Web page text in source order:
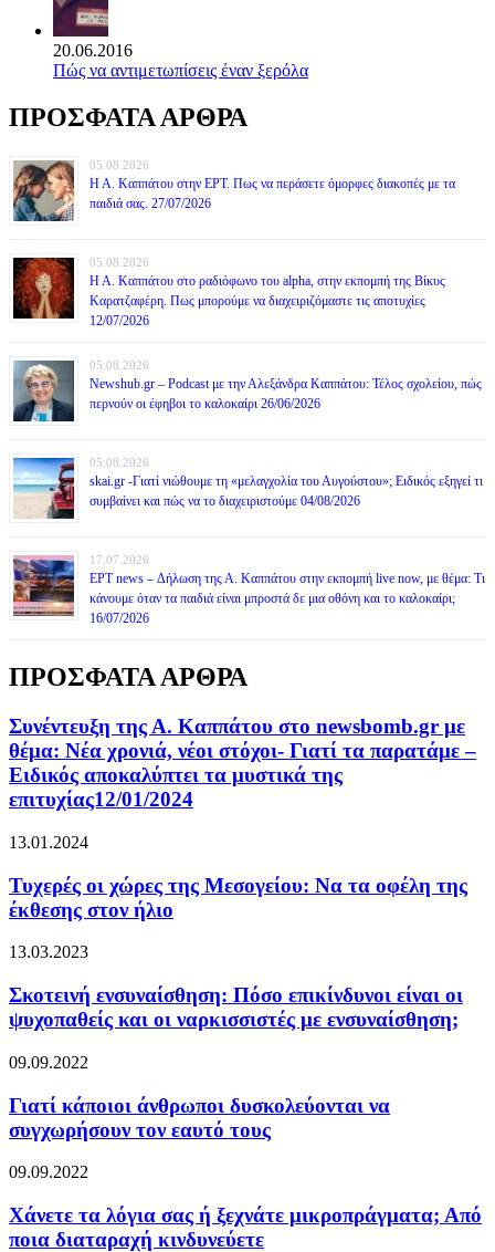
20.06.2016
Πώς να αντιμετωπίσεις έναν ξερόλα
ΠΡΟΣΦΑΤΑ ΑΡΘΡΑ
05.08.2026
Η Α. Καππάτου στην ΕΡΤ. Πως να περάσετε όμορφες διακοπές με τα
παιδιά σας. 27/07/2026
05.08.2026
Η Α. Καππάτου στο ραδιόφωνο του alpha, στην εκπομπή της Βίκυς
Καρατζαφέρη. Πως μπορούμε να διαχειριζόμαστε τις αποτυχίες
12/07/2026
05.08.2026
Newshub.gr – Podcast με την Αλεξάνδρα Καππάτου: Τέλος σχολείου, πώς
περνούν οι έφηβοι το καλοκαίρι 26/06/2026
05.08.2026
skai.gr -Γιατί νιώθουμε τη «μελαγχολία του Αυγούστου»; Ειδικός εξηγεί τι
συμβαίνει και πώς να το διαχειριστούμε 04/08/2026
17.07.2026
ΕΡΤ news – Δήλωση της Α. Καππάτου στην εκπομπή live now, με θέμα: Τι
κάνουμε όταν τα παιδιά είναι μπροστά δε μια οθόνη και το καλοκαίρι;
16/07/2026
ΠΡΟΣΦΑΤΑ ΑΡΘΡΑ
Συνέντευξη της Α. Καππάτου στο newsbomb.gr με
θέμα: Νέα χρονιά, νέοι στόχοι- Γιατί τα παρατάμε –
Ειδικός αποκαλύπτει τα μυστικά της
επιτυχίας12/01/2024
13.01.2024
Τυχερές οι χώρες της Μεσογείου: Να τα οφέλη της
έκθεσης στον ήλιο
13.03.2023
Σκοτεινή ενσυναίσθηση: Πόσο επικίνδυνοι είναι οι
ψυχοπαθείς και οι ναρκισσιστές με ενσυναίσθηση;
09.09.2022
Γιατί κάποιοι άνθρωποι δυσκολεύονται να
συγχωρήσουν τον εαυτό τους
09.09.2022
Χάνετε τα λόγια σας ή ξεχνάτε μικροπράγματα; Από
ποια διαταραχή κινδυνεύετε